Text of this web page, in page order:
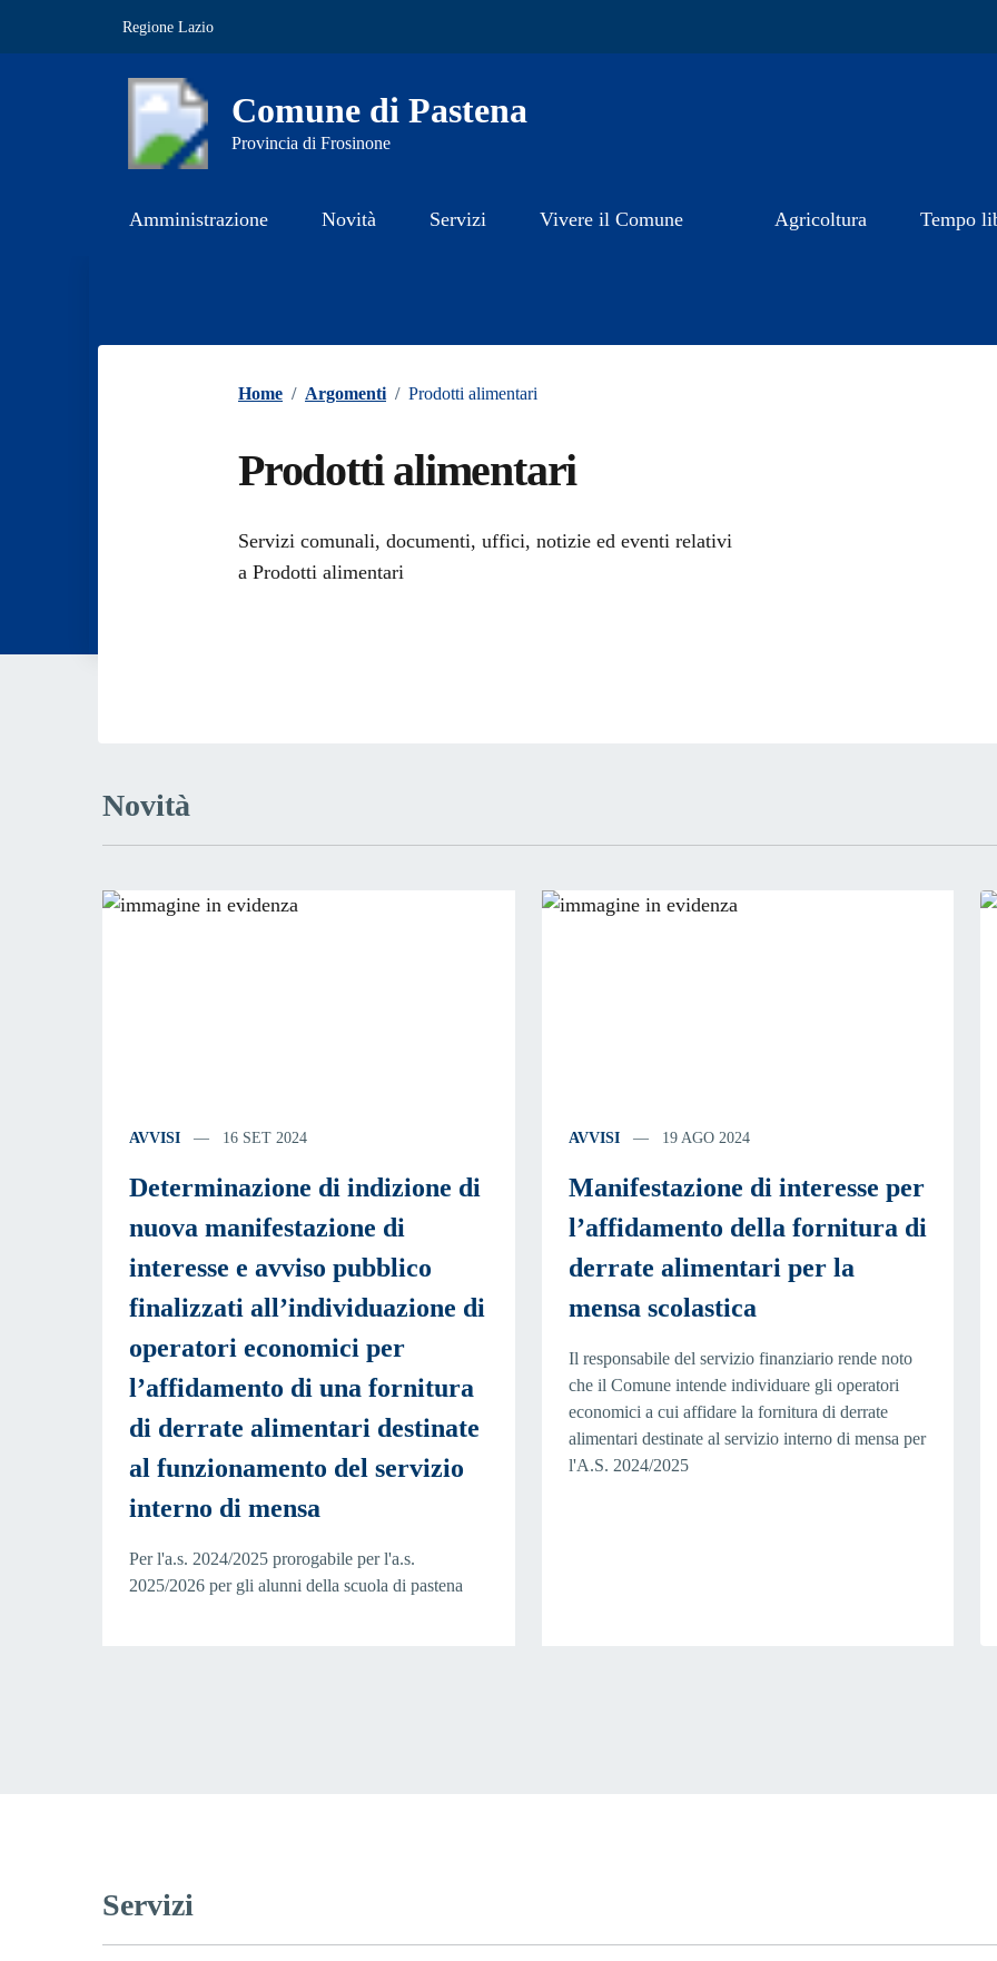
Regione Lazio
Comune di Pastena
Provincia di Frosinone
Amministrazione Novità Servizi Vivere il Comune Agricoltura Tempo
Home / Argomenti / Prodotti alimentari
Prodotti alimentari
Dettagli dell'argomento
Servizi comunali, documenti, uffici, notizie ed eventi relativi
a Prodotti alimentari
Novità
AVVISI 16 SET 2024
Determinazione di indizione di
nuova manifestazione di
interesse e avviso pubblico
finalizzati all’individuazione di
operatori economici per
l’affidamento di una fornitura
di derrate alimentari destinate
al funzionamento del servizio
interno di mensa
Per l'a.s. 2024/2025 prorogabile per l'a.s.
2025/2026 per gli alunni della scuola di pastena
AVVISI 19 AGO 2024
Manifestazione di interesse per
l’affidamento della fornitura di
derrate alimentari per la
mensa scolastica
Il responsabile del servizio finanziario rende noto
che il Comune intende individuare gli operatori
economici a cui affidare la fornitura di derrate
alimentari destinate al servizio interno di mensa per
l'A.S. 2024/2025
Servizi